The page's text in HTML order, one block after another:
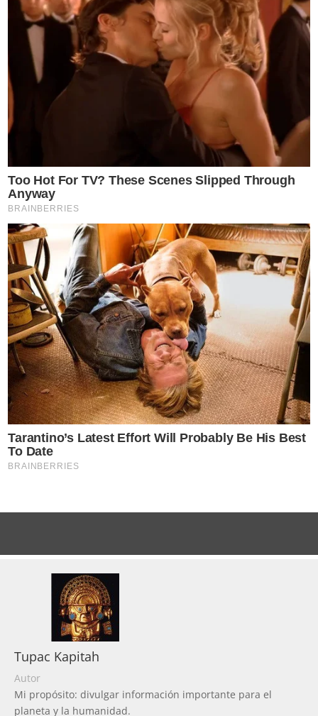
Tupac Kapitah
Autor
Mi propósito: divulgar información importante para el
planeta y la humanidad.